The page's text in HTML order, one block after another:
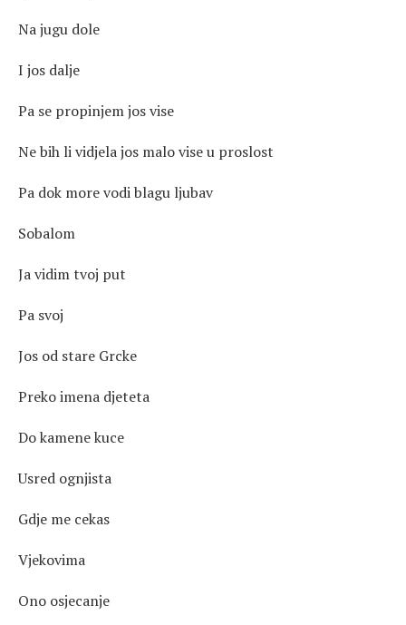
Na jugu dole
I jos dalje
Pa se propinjem jos vise
Ne bih li vidjela jos malo vise u proslost
Pa dok more vodi blagu ljubav
Sobalom
Ja vidim tvoj put
Pa svoj
Jos od stare Grcke
Preko imena djeteta
Do kamene kuce
Usred ognjista
Gdje me cekas
Vjekovima
Ono osjecanje